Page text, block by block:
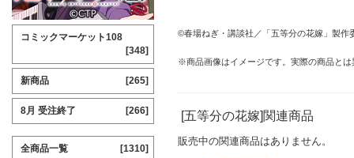
©春場ねぎ・講談社／「五等分の花嫁」製作
※商品画像はイメージです。実際の商品と
[五等分の花嫁]関連商品
販売中の関連商品はありません。
コミックマーケット108
[348]
新商品 [265]
8月 受注終了 [266]
全商品一覧 [1310]